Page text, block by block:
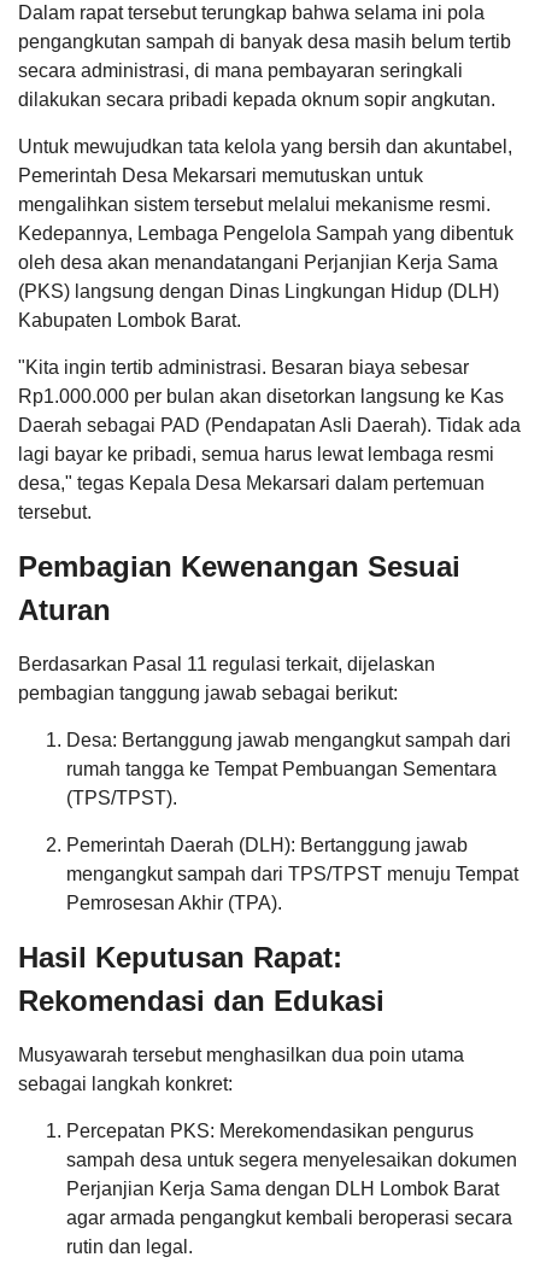
DATA PETA ARSIP ARTIKEL
Dalam rapat tersebut terungkap bahwa selama ini pola
pengangkutan sampah di banyak desa masih belum tertib
secara administrasi, di mana pembayaran seringkali
dilakukan secara pribadi kepada oknum sopir angkutan.
Untuk mewujudkan tata kelola yang bersih dan akuntabel,
Pemerintah Desa Mekarsari memutuskan untuk
mengalihkan sistem tersebut melalui mekanisme resmi.
Kedepannya, Lembaga Pengelola Sampah yang dibentuk
oleh desa akan menandatangani Perjanjian Kerja Sama
(PKS) langsung dengan Dinas Lingkungan Hidup (DLH)
Kabupaten Lombok Barat.
"Kita ingin tertib administrasi. Besaran biaya sebesar
Rp1.000.000 per bulan akan disetorkan langsung ke Kas
Daerah sebagai PAD (Pendapatan Asli Daerah). Tidak ada
lagi bayar ke pribadi, semua harus lewat lembaga resmi
desa," tegas Kepala Desa Mekarsari dalam pertemuan
tersebut.
Pembagian Kewenangan Sesuai
Aturan
Berdasarkan Pasal 11 regulasi terkait, dijelaskan
pembagian tanggung jawab sebagai berikut:
Desa: Bertanggung jawab mengangkut sampah dari
rumah tangga ke Tempat Pembuangan Sementara
(TPS/TPST).
Pemerintah Daerah (DLH): Bertanggung jawab
mengangkut sampah dari TPS/TPST menuju Tempat
Pemrosesan Akhir (TPA).
Hasil Keputusan Rapat:
Rekomendasi dan Edukasi
Musyawarah tersebut menghasilkan dua poin utama
sebagai langkah konkret:
Percepatan PKS: Merekomendasikan pengurus
sampah desa untuk segera menyelesaikan dokumen
Perjanjian Kerja Sama dengan DLH Lombok Barat
agar armada pengangkut kembali beroperasi secara
rutin dan legal.
Desa
Mekarsari
Raih
Juara
1
Adminduk
Awards
HUT
Lombok
Barat
ke-
68
Anggaran
Rp
20.000.000,00
Realisasi
RP
16.007.000,00
Dana Desa
Anggaran
Rp